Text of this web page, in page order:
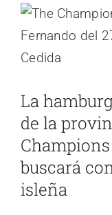
Ver
imagen
más
La
de la
buscará
isleña